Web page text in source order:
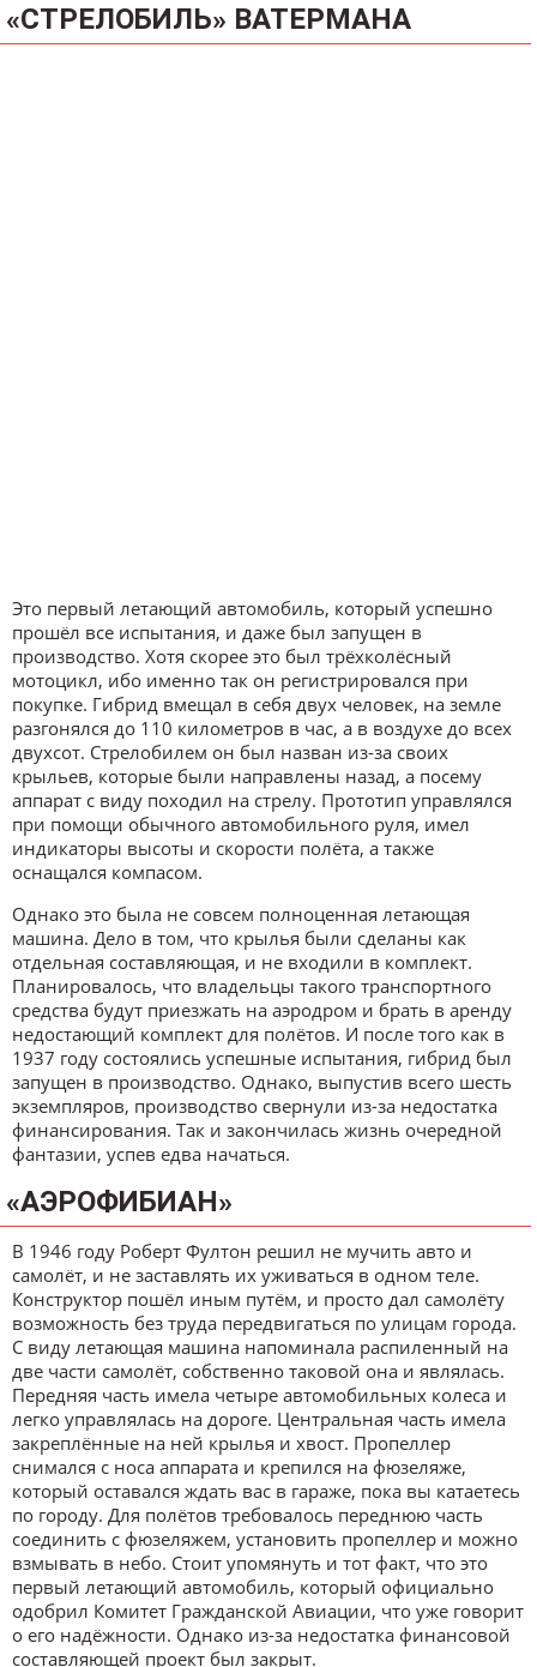
«СТРЕЛОБИЛЬ» ВАТЕРМАНА
Это первый летающий автомобиль, который успешно
прошёл все испытания, и даже был запущен в
производство. Хотя скорее это был трёхколёсный
мотоцикл, ибо именно так он регистрировался при
покупке. Гибрид вмещал в себя двух человек, на земле
разгонялся до 110 километров в час, а в воздухе до всех
двухсот. Стрелобилем он был назван из-за своих
крыльев, которые были направлены назад, а посему
аппарат с виду походил на стрелу. Прототип управлялся
при помощи обычного автомобильного руля, имел
индикаторы высоты и скорости полёта, а также
оснащался компасом.
Однако это была не совсем полноценная летающая
машина. Дело в том, что крылья были сделаны как
отдельная составляющая, и не входили в комплект.
Планировалось, что владельцы такого транспортного
средства будут приезжать на аэродром и брать в аренду
недостающий комплект для полётов. И после того как в
1937 году состоялись успешные испытания, гибрид был
запущен в производство. Однако, выпустив всего шесть
экземпляров, производство свернули из-за недостатка
финансирования. Так и закончилась жизнь очередной
фантазии, успев едва начаться.
«АЭРОФИБИАН»
В 1946 году Роберт Фултон решил не мучить авто и
самолёт, и не заставлять их уживаться в одном теле.
Конструктор пошёл иным путём, и просто дал самолёту
возможность без труда передвигаться по улицам города.
С виду летающая машина напоминала распиленный на
две части самолёт, собственно таковой она и являлась.
Передняя часть имела четыре автомобильных колеса и
легко управлялась на дороге. Центральная часть имела
закреплённые на ней крылья и хвост. Пропеллер
снимался с носа аппарата и крепился на фюзеляже,
который оставался ждать вас в гараже, пока вы катаетесь
по городу. Для полётов требовалось переднюю часть
соединить с фюзеляжем, установить пропеллер и можно
взмывать в небо. Стоит упомянуть и тот факт, что это
первый летающий автомобиль, который официально
одобрил Комитет Гражданской Авиации, что уже говорит
о его надёжности. Однако из-за недостатка финансовой
составляющей проект был закрыт.